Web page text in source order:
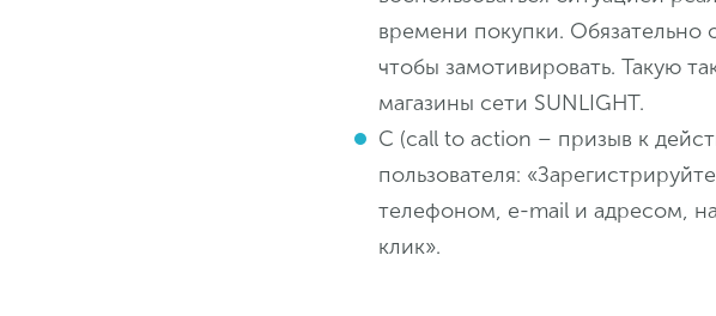
времени покупки. Обязательно
чтобы замотивировать. Такую
магазины сети SUNLIGHT.
C (call to action – призыв к
пользователя:
телефоном, e-mail и адресом,
клик».